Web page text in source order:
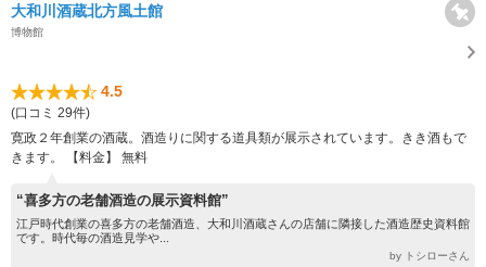
大和川酒蔵北方風土館
博物館
4.5
(口コミ 29件)
寛政２年創業の酒蔵。酒造りに関する道具類が展示されています。きき酒もで
きます。 【料金】 無料
“喜多方の老舗酒造の展示資料館”
江戸時代創業の喜多方の老舗酒造、大和川酒蔵さんの店舗に隣接した酒造歴史資料館
です。時代毎の酒造見学や...
by トシローさん